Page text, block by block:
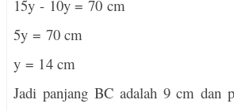
15y - 10y = 70 cm
5y = 70 cm
y = 14 cm
Jadi panjang BC adalah 9 cm dan